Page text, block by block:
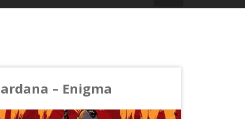
– Enigma